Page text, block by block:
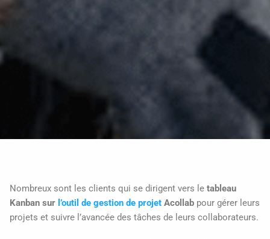
Nombreux sont les clients qui se dirigent vers le tableau
Kanban sur l’outil de gestion de projet Acollab pour gérer leurs
projets et suivre l’avancée des tâches de leurs collaborateurs.